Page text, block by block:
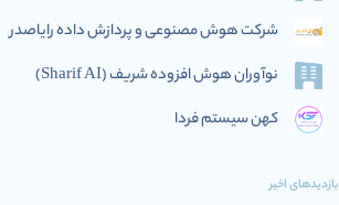
شرکت هوش مصنوعی و پردازش داده رایاصدر
نوآوران هوش افزوده‌ شریف (Sharif AI)
کهن سیستم فردا
بازدیدهای اخیر